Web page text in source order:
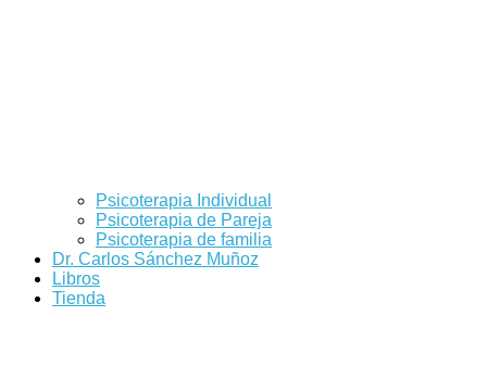
Psicoterapia Individual
Psicoterapia de Pareja
Psicoterapia de familia
Dr. Carlos Sánchez Muñoz
Libros
Tienda